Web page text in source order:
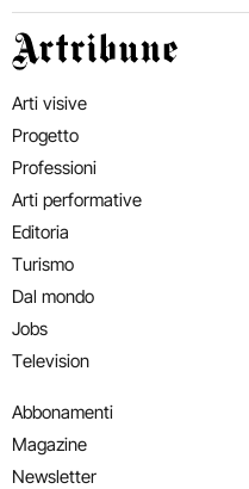
Artribune
Arti visive
Progetto
Professioni
Arti performative
Editoria
Turismo
Dal mondo
Jobs
Television
Abbonamenti
Magazine
Newsletter